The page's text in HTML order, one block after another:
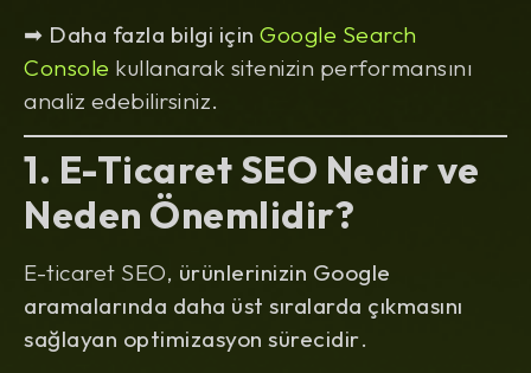
➡ Daha fazla bilgi için Google Search
Console kullanarak sitenizin performansını
analiz edebilirsiniz.
1. E-Ticaret SEO Nedir ve
Neden Önemlidir?
E-ticaret SEO, ürünlerinizin Google
aramalarında daha üst sıralarda çıkmasını
sağlayan optimizasyon sürecidir.